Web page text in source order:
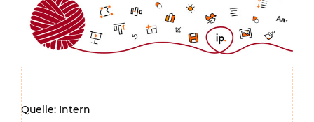
Quelle: Intern